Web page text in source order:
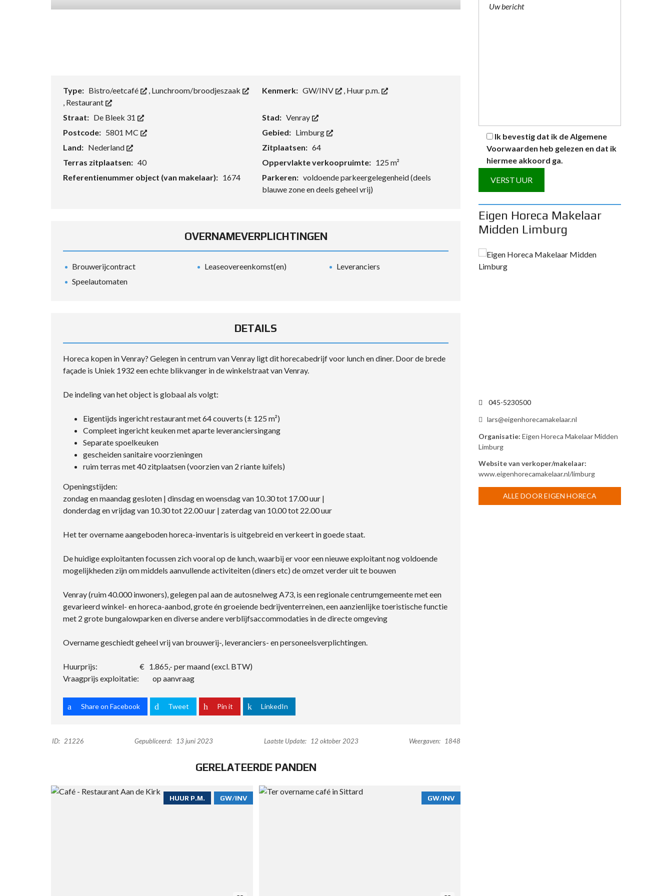
Type: Bistro/eetcafé , Lunchroom/broodjeszaak
, Restaurant
Kenmerk: GW/INV , Huur p.m.
Straat: De Bleek 31 Stad: Venray
Postcode: 5801 MC Gebied: Limburg
Land: Nederland Zitplaatsen: 64
Terras zitplaatsen: 40 Oppervlakte verkoopruimte: 125 m²
Referentienummer object (van makelaar): 1674 Parkeren: voldoende parkeergelegenheid (deels
blauwe zone en deels geheel vrij)
OVERNAMEVERPLICHTINGEN
Brouwerijcontract Leaseovereenkomst(en)
Leveranciers
Speelautomaten
DETAILS
Horeca kopen in Venray? Gelegen in centrum van Venray ligt dit horecabedrijf voor lunch en diner. Door de brede
façade is Uniek 1932 een echte blikvanger in de winkelstraat van Venray.
De indeling van het object is globaal als volgt:
Eigentijds ingericht restaurant met 64 couverts (± 125 m²)
Compleet ingericht keuken met aparte leveranciersingang
Separate spoelkeuken
gescheiden sanitaire voorzieningen
ruim terras met 40 zitplaatsen (voorzien van 2 riante luifels)
Openingstijden:
zondag en maandag gesloten | dinsdag en woensdag van 10.30 tot 17.00 uur |
donderdag en vrijdag van 10.30 tot 22.00 uur | zaterdag van 10.00 tot 22.00 uur
Het ter overname aangeboden horeca-inventaris is uitgebreid en verkeert in goede staat.
De huidige exploitanten focussen zich vooral op de lunch, waarbij er voor een nieuwe exploitant nog voldoende
mogelijkheden zijn om middels aanvullende activiteiten (diners etc) de omzet verder uit te bouwen
Venray (ruim 40.000 inwoners), gelegen pal aan de autosnelweg A73, is een regionale centrumgemeente met een
gevarieerd winkel- en horeca-aanbod, grote én groeiende bedrijventerreinen, een aanzienlijke toeristische functie
met 2 grote bungalowparken en diverse andere verblijfsaccommodaties in de directe omgeving
Overname geschiedt geheel vrij van brouwerij-, leveranciers- en personeelsverplichtingen.
Huurprijs: € 1.865,- per maand (excl. BTW)
Vraagprijs exploitatie: op aanvraag
Share on Facebook Tweet Pin it LinkedIn
ID: 21226 Gepubliceerd: 13 juni 2023 Laatste Update: 12 oktober 2023 Weergaven: 1848
GERELATEERDE PANDEN
GW/INV
HUUR P.M. GW/INV
Ik bevestig dat ik deAlgemene
Voorwaarden heb gelezen en dat ik
hiermee akkoord ga.
A
l
t
r
n
Eigen Horeca Makelaar
Midden Limburg
045-5230500
lars@eigenhorecamakelaar.nl
Organisatie: Eigen Horeca Makelaar Midden
Limburg
Website van verkoper/makelaar:
www.eigenhorecamakelaar.nl/limburg
ALLE DOOR EIGEN HORECA